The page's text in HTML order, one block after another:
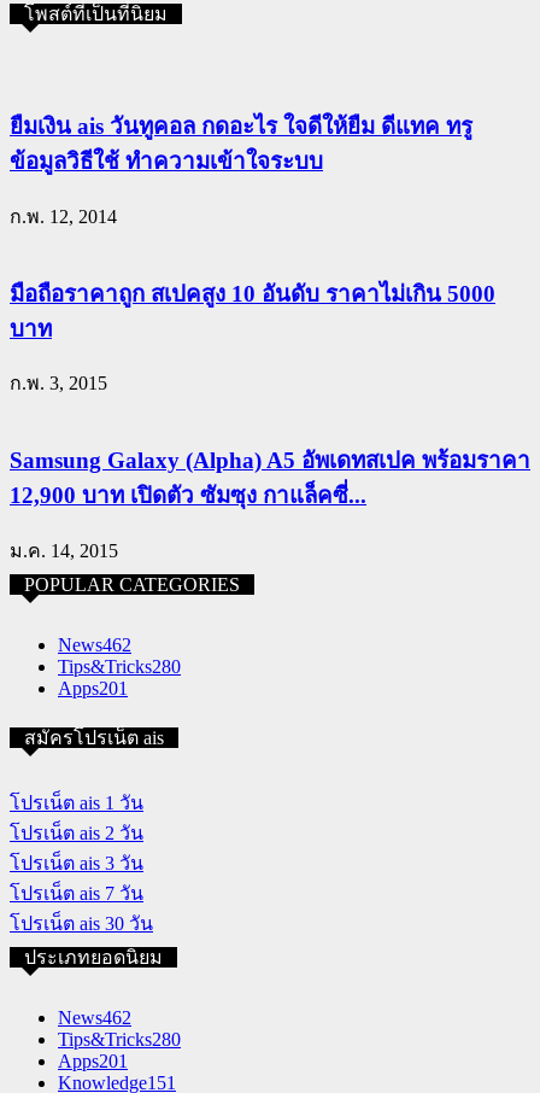
โพสต์ที่เป็นที่นิยม
ยืมเงิน ais วันทูคอล กดอะไร ใจดีให้ยืม ดีแทค ทรู
ข้อมูลวิธีใช้ ทำความเข้าใจระบบ
ก.พ. 12, 2014
มือถือราคาถูก สเปคสูง 10 อันดับ ราคาไม่เกิน 5000
บาท
ก.พ. 3, 2015
Samsung Galaxy (Alpha) A5 อัพเดทสเปค พร้อมราคา
12,900 บาท เปิดตัว ซัมซุง กาแล็คซี่...
ม.ค. 14, 2015
POPULAR CATEGORIES
News462
Tips&Tricks280
Apps201
สมัครโปรเน็ต ais
โปรเน็ต ais 1 วัน
โปรเน็ต ais 2 วัน
โปรเน็ต ais 3 วัน
โปรเน็ต ais 7 วัน
โปรเน็ต ais 30 วัน
ประเภทยอดนิยม
News462
Tips&Tricks280
Apps201
Knowledge151